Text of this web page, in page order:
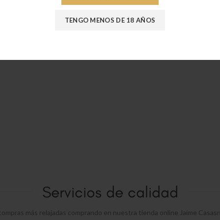
TENGO MENOS DE 18 AÑOSAÑADIR AL CARRITO
Afina plato para taza de
Servicios de calidad
más relajadas comprando en nuestra tienda online Jaime